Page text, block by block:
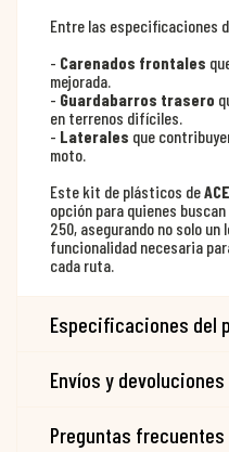
Entre las especificaciones
- Carenados frontales
mejorada.
- Guardabarros trasero
en terrenos difíciles.
- Laterales que
moto.
Este kit de plásticos de
opción para quienes
250, asegurando no solo
funcionalidad necesaria
cada ruta.
Especificaciones del
Envíos y devoluciones
Preguntas frecuentes